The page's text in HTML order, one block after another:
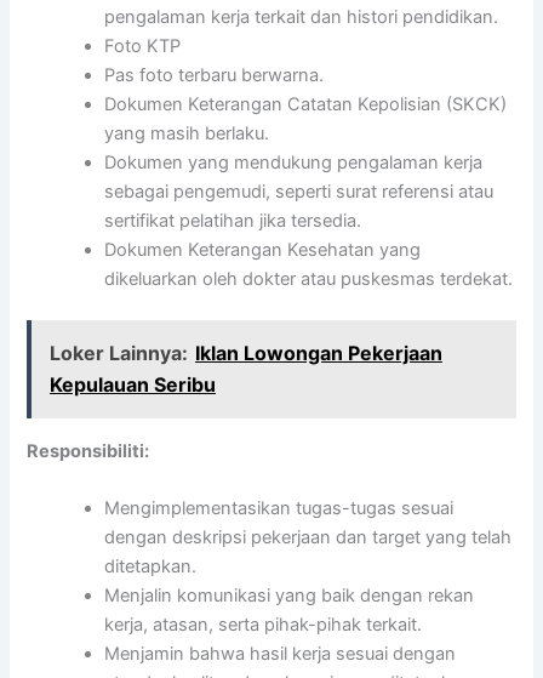
pengalaman kerja terkait dan histori pendidikan.
Foto KTP
Pas foto terbaru berwarna.
Dokumen Keterangan Catatan Kepolisian (SKCK)
yang masih berlaku.
Dokumen yang mendukung pengalaman kerja
sebagai pengemudi, seperti surat referensi atau
sertifikat pelatihan jika tersedia.
Dokumen Keterangan Kesehatan yang
dikeluarkan oleh dokter atau puskesmas terdekat.
Loker Lainnya: Iklan Lowongan Pekerjaan
Kepulauan Seribu
Responsibiliti:
Mengimplementasikan tugas-tugas sesuai
dengan deskripsi pekerjaan dan target yang telah
ditetapkan.
Menjalin komunikasi yang baik dengan rekan
kerja, atasan, serta pihak-pihak terkait.
Menjamin bahwa hasil kerja sesuai dengan